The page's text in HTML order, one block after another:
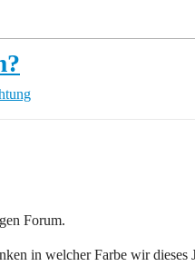
Forum.
in welcher Farbe wir dieses